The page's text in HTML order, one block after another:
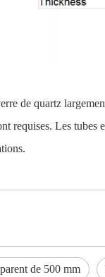
de quartz
requises. Les
de 500 mm